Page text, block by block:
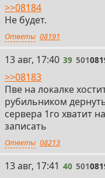
>>08184
Не будет.
Ответы 08191
39
13 авг, 17:40 39 501
>>08183
Пве на локалке
рубильником
сервера 1го хватит
записать
Ответы 08213
40
13 авг, 17:41 40 501